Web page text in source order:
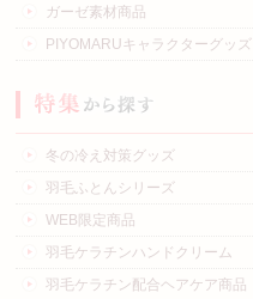
ガーゼ素材商品
PIYOMARUキャラクターグッズ
冬の冷え対策グッズ
羽毛ふとんシリーズ
WEB限定商品
羽毛ケラチンハンドクリーム
羽毛ケラチン配合ヘアケア商品